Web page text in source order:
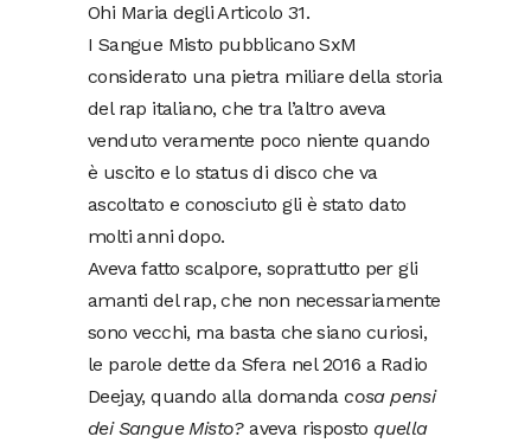
Ohi Maria degli Articolo 31.
I Sangue Misto pubblicano SxM
considerato una pietra miliare della storia
del rap italiano, che tra l’altro aveva
venduto veramente poco niente quando
è uscito e lo status di disco che va
ascoltato e conosciuto gli è stato dato
molti anni dopo.
Aveva fatto scalpore, soprattutto per gli
amanti del rap, che non necessariamente
sono vecchi, ma basta che siano curiosi,
le parole dette da Sfera nel 2016 a Radio
Deejay, quando alla domanda cosa pensi
dei Sangue Misto?aveva risposto quella